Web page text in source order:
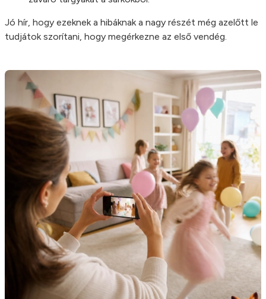
Jó hír, hogy ezeknek a hibáknak a nagy részét még azelőtt le
tudjátok szorítani, hogy megérkezne az első vendég.